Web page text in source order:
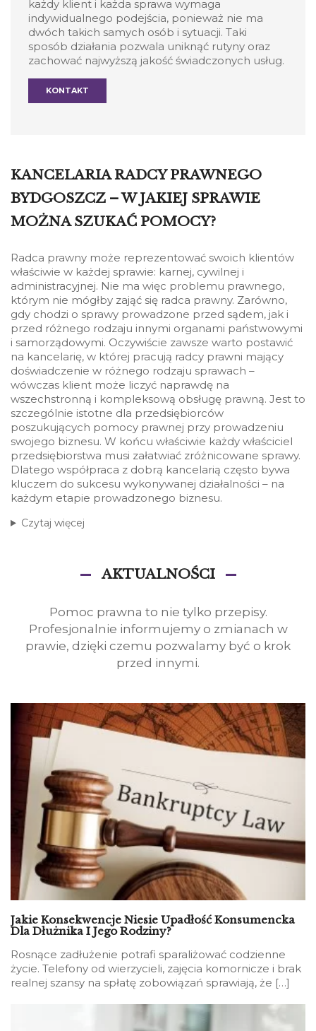
każdy klient i każda sprawa wymaga
indywidualnego podejścia, ponieważ nie ma
dwóch takich samych osób i sytuacji. Taki
sposób działania pozwala uniknąć rutyny oraz
zachować najwyższą jakość świadczonych usług.
KONTAKT
KANCELARIA RADCY PRAWNEGO
BYDGOSZCZ – W JAKIEJ SPRAWIE
MOŻNA SZUKAĆ POMOCY?
Radca prawny może reprezentować swoich klientów
właściwie w każdej sprawie: karnej, cywilnej i
administracyjnej. Nie ma więc problemu prawnego,
którym nie mógłby zająć się radca prawny. Zarówno,
gdy chodzi o sprawy prowadzone przed sądem, jak i
przed różnego rodzaju innymi organami państwowymi
i samorządowymi. Oczywiście zawsze warto postawić
na kancelarię, w której pracują radcy prawni mający
doświadczenie w różnego rodzaju sprawach –
wówczas klient może liczyć naprawdę na
wszechstronną i kompleksową obsługę prawną. Jest to
szczególnie istotne dla przedsiębiorców
poszukujących pomocy prawnej przy prowadzeniu
swojego biznesu. W końcu właściwie każdy właściciel
przedsiębiorstwa musi załatwiać zróżnicowane sprawy.
Dlatego współpraca z dobrą kancelarią często bywa
kluczem do sukcesu wykonywanej działalności – na
każdym etapie prowadzonego biznesu.
Czytaj więcej
AKTUALNOŚCI
Pomoc prawna to nie tylko przepisy.
Profesjonalnie informujemy o zmianach w
prawie, dzięki czemu pozwalamy być o krok
przed innymi.
Jakie Konsekwencje Niesie Upadłość Konsumencka
Dla Dłużnika I Jego Rodziny?
Rosnące zadłużenie potrafi sparaliżować codzienne
życie. Telefony od wierzycieli, zajęcia komornicze i brak
realnej szansy na spłatę zobowiązań sprawiają, że […]